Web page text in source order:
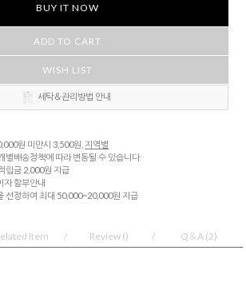
BUY IT NOW
ADD TO CART
WISH LIST
세탁＆관리방법 안내
원 미만시 3,500원, 지역별
별배송정책에 따라 변동될 수 있습니다
립금 2,000원 지급
자 할부안내
선정하여 최대 50,000~20,000원 지급
Item Review () Q＆A (2)